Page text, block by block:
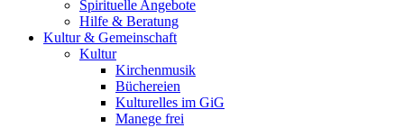
Spirituelle Angebote
Hilfe & Beratung
Kultur & Gemeinschaft
Kultur
Kirchenmusik
Büchereien
Kulturelles im GiG
Manege frei